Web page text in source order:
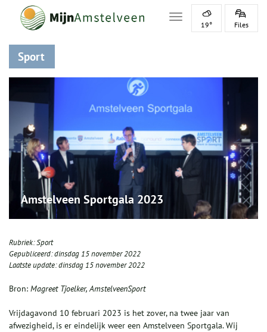
Toggle navigation
19° Files
Sport
Amstelveen Sportgala 2023
Rubriek:Sport
Gepubliceerd:dinsdag 15 november 2022
Laatste update:dinsdag 15 november 2022
Bron: Magreet Tjoelker, AmstelveenSport
Vrijdagavond 10 februari 2023 is het zover, na twee jaar van
afwezigheid, is er eindelijk weer een Amstelveen Sportgala. Wij